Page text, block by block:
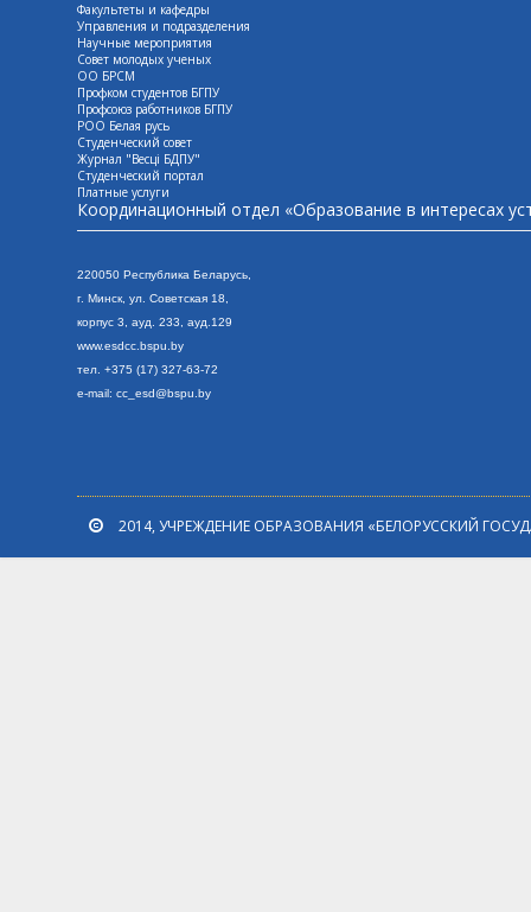
Факультеты и кафедры
Управления и подразделения
Научные мероприятия
Совет молодых ученых
ОО БРСМ
Профком студентов БГПУ
Профсоюз работников БГПУ
РОО Белая русь
Студенческий совет
Журнал "Весцi БДПУ"
Студенческий портал
Платные услуги
Координационный отдел «Образование в интересах
220050 Республика Беларусь,
г. Минск, ул. Советская 18,
корпус 3, ауд. 233, ауд.129
www.esdcc.bspu.by
тел. +375 (17) 327-63-72
e-mail: cc_esd@bspu.by
2014, УЧРЕЖДЕНИЕ ОБРАЗОВАНИЯ «БЕЛОРУССКИЙ